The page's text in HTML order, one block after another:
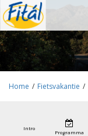
Home / Fietsvakantie /
Intro
Programma